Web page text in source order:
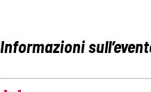
Informazioni